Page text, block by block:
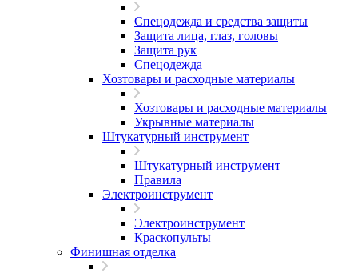
Спецодежда и средства защиты
Защита лица, глаз, головы
Защита рук
Спецодежда
Хозтовары и расходные материалы
Хозтовары и расходные материалы
Укрывные материалы
Штукатурный инструмент
Штукатурный инструмент
Правила
Электроинструмент
Электроинструмент
Краскопульты
Финишная отделка